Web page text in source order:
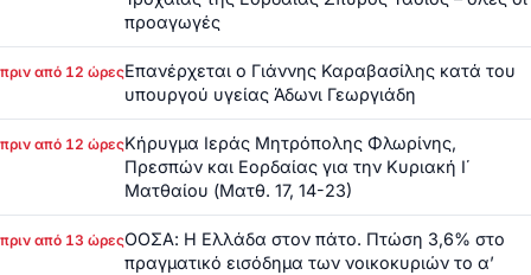
προαγωγές
πριν από 12 ώρεςΕπανέρχεται ο Γιάννης Καραβασίλης κατά του
υπουργού υγείας Άδωνι Γεωργιάδη
πριν από 12 ώρεςΚήρυγμα Ιεράς Μητρόπολης Φλωρίνης,
Πρεσπών και Εορδαίας για την Κυριακή Ι΄
Ματθαίου (Ματθ. 17, 14-23)
πριν από 13 ώρεςΟΟΣΑ: Η Ελλάδα στον πάτο. Πτώση 3,6% στο
πραγματικό εισόδημα των νοικοκυριών το α’